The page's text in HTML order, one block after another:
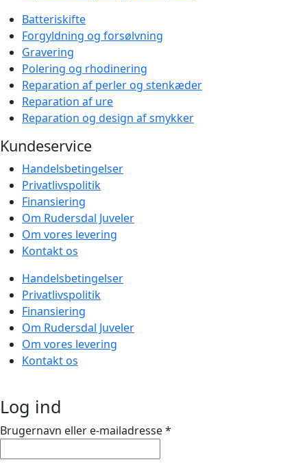
Batteriskifte
Forgyldning og forsølvning
Gravering
Polering og rhodinering
Reparation af perler og stenkæder
Reparation af ure
Reparation og design af smykker
Kundeservice
Handelsbetingelser
Privatlivspolitik
Finansiering
Om Rudersdal Juveler
Om vores levering
Kontakt os
Handelsbetingelser
Privatlivspolitik
Finansiering
Om Rudersdal Juveler
Om vores levering
Kontakt os
Log ind
Brugernavn eller e-mailadresse*